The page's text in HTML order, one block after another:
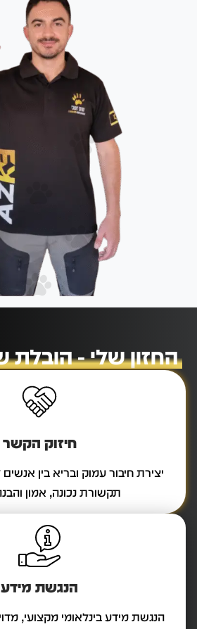
החזון שלי - הובלת
חיזוק הקשר
יצירת חיבור עמוק ובריא בין
תקשורת נכונה, אמון
הנגשת מידע
הנגשת מידע בינלאומי מקצועי,